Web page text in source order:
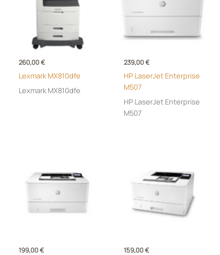
260,00€
Lexmark MX810dfe
Lexmark MX810dfe
239,00€
HP LaserJet Enterprise
M507
HP LaserJet Enterprise
M507
199,00€ 159,00€